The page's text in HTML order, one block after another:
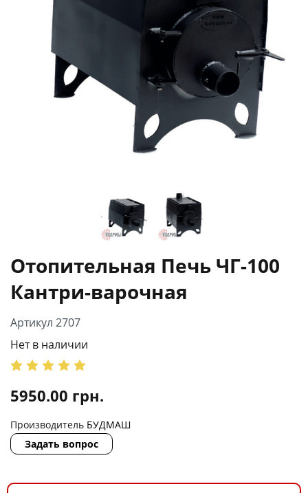
Отопительная Печь ЧГ-100
Кантри-варочная
Артикул 2707
Нет в наличии
5950.00 грн.
Производитель БУДМАШ
Задать вопрос